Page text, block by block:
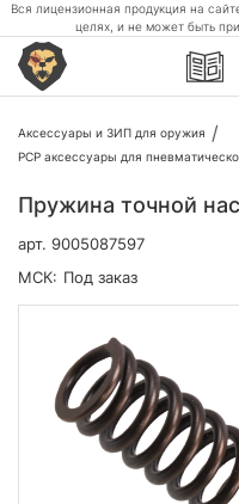
Вся лицензионная продукция на
целях, и не может быть
Аксессуары и ЗИП для оружия
PCP аксессуары для
Пружина точной
арт. 9005087597
МСК: Под заказ